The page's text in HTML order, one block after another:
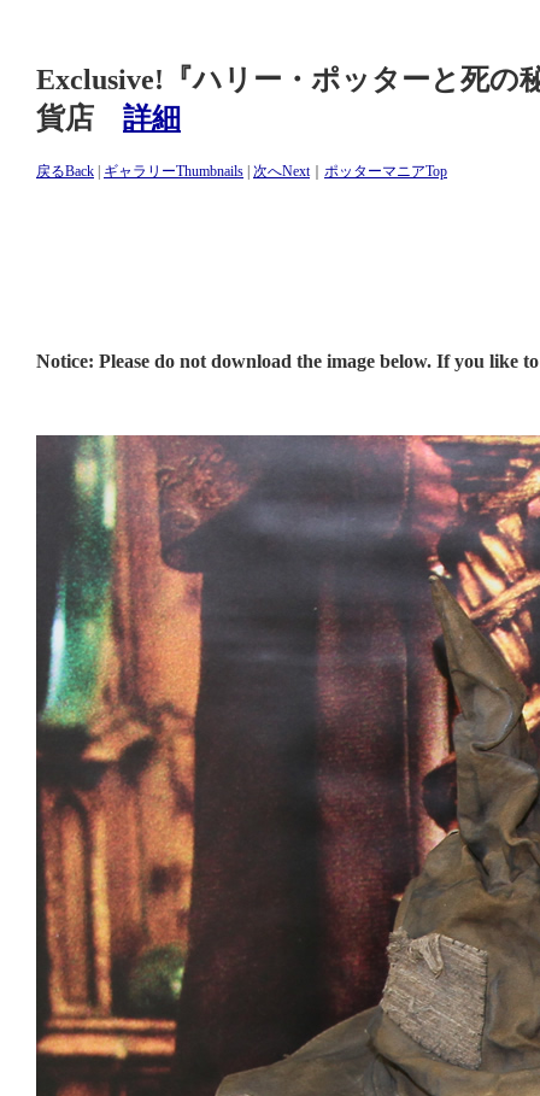
Exclusive!『ハリー・ポッターと死の
貨店 詳細
戻るBack | ギャラリーThumbnails | 次へNext｜ ポッターマニアTop
Notice: Please do not download the image below. If you like